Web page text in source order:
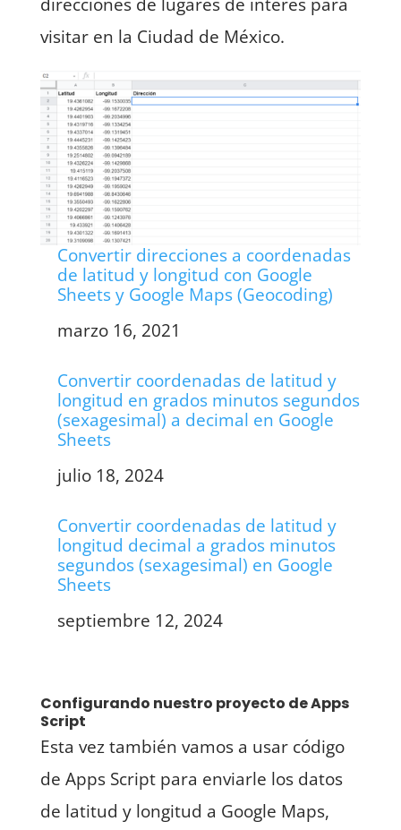
visitar en la Ciudad de México.
Convertir direcciones a coordenadas
de latitud y longitud con Google
Sheets y Google Maps (Geocoding)
Fecha
marzo 16, 2021
Convertir coordenadas de latitud y
longitud en grados minutos segundos
(sexagesimal) a decimal en Google
Sheets
Fecha
julio 18, 2024
Convertir coordenadas de latitud y
longitud decimal a grados minutos
segundos (sexagesimal) en Google
Sheets
Fecha
septiembre 12, 2024
Configurando nuestro proyecto de Apps
Script
Esta vez también vamos a usar código
de Apps Script para enviarle los datos
de latitud y longitud a Google Maps,